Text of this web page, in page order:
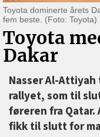
Toyota dominerte årets
fem beste. (Foto: Toyota)
Toyota
Dakar
Nasser Al-
rallyet, som til
føreren fra
fikk til slutt for